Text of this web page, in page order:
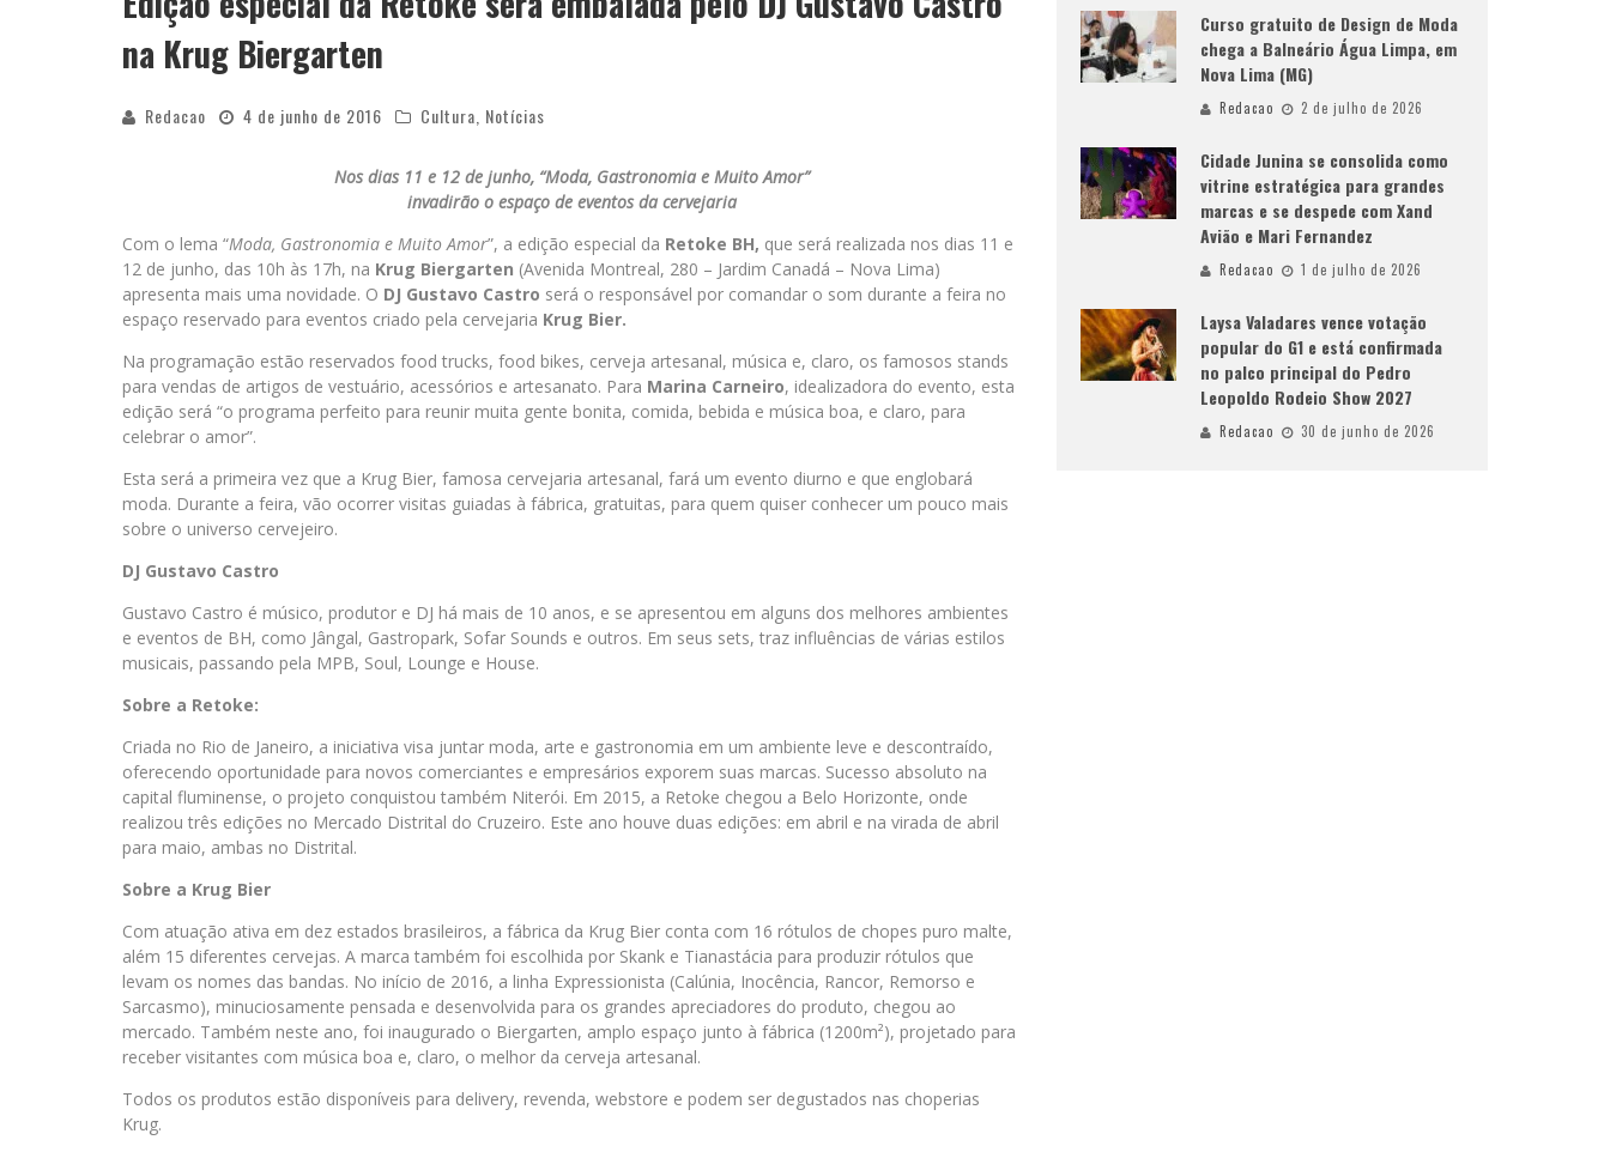
na Krug Biergarten
Redacao 4 de junho de 2016 Cultura Notícias
Nos dias 11 e 12 de junho, “Moda, Gastronomia e Muito Amor”
invadirão o espaço de eventos da cervejaria
Com o lema “Moda, Gastronomia e Muito Amor”, a edição especial da Retoke BH, que será realizada nos dias 11 e
12 de junho, das 10h às 17h, na Krug Biergarten (Avenida Montreal, 280 – Jardim Canadá – Nova Lima)
apresenta mais uma novidade. O DJ Gustavo Castro será o responsável por comandar o som durante a feira no
espaço reservado para eventos criado pela cervejaria Krug Bier.
Na programação estão reservados food trucks, food bikes, cerveja artesanal, música e, claro, os famosos stands
para vendas de artigos de vestuário, acessórios e artesanato. Para Marina Carneiro, idealizadora do evento, esta
edição será “o programa perfeito para reunir muita gente bonita, comida, bebida e música boa, e claro, para
celebrar o amor”.
Esta será a primeira vez que a Krug Bier, famosa cervejaria artesanal, fará um evento diurno e que englobará
moda. Durante a feira, vão ocorrer visitas guiadas à fábrica, gratuitas, para quem quiser conhecer um pouco mais
sobre o universo cervejeiro.
DJ Gustavo Castro
Gustavo Castro é músico, produtor e DJ há mais de 10 anos, e se apresentou em alguns dos melhores ambientes
e eventos de BH, como Jângal, Gastropark, Sofar Sounds e outros. Em seus sets, traz influências de várias estilos
musicais, passando pela MPB, Soul, Lounge e House.
Sobre a Retoke:
Criada no Rio de Janeiro, a iniciativa visa juntar moda, arte e gastronomia em um ambiente leve e descontraído,
oferecendo oportunidade para novos comerciantes e empresários exporem suas marcas. Sucesso absoluto na
capital fluminense, o projeto conquistou também Niterói. Em 2015, a Retoke chegou a Belo Horizonte, onde
realizou três edições no Mercado Distrital do Cruzeiro. Este ano houve duas edições: em abril e na virada de abril
para maio, ambas no Distrital.
Sobre a Krug Bier
Com atuação ativa em dez estados brasileiros, a fábrica da Krug Bier conta com 16 rótulos de chopes puro malte,
além 15 diferentes cervejas. A marca também foi escolhida por Skank e Tianastácia para produzir rótulos que
levam os nomes das bandas. No início de 2016, a linha Expressionista (Calúnia, Inocência, Rancor, Remorso e
Sarcasmo), minuciosamente pensada e desenvolvida para os grandes apreciadores do produto, chegou ao
mercado. Também neste ano, foi inaugurado o Biergarten, amplo espaço junto à fábrica (1200m²), projetado para
receber visitantes com música boa e, claro, o melhor da cerveja artesanal.
Todos os produtos estão disponíveis para delivery, revenda, webstore e podem ser degustados nas choperias
Krug.
Curso gratuito de Design de Moda
chega a Balneário Água Limpa, em
Nova Lima (MG)
Redacao 2 de julho de 2026
Cidade Junina se consolida como
vitrine estratégica para grandes
marcas e se despede com Xand
Avião e Mari Fernandez
Redacao 1 de julho de 2026
Laysa Valadares vence votação
popular do G1 e está confirmada
no palco principal do Pedro
Leopoldo Rodeio Show 2027
Redacao 30 de junho de 2026